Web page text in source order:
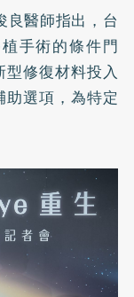
良醫師指出，台
手術的條件門
修復材料投入
選項，為特定